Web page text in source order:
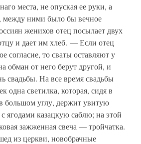
места, не опуская ее руки, а
между ними было бы вечное
женихов отец посылает двух
и дает им хлеб. — Если отец
согласие, то сваты оставляют у
обман от него берут другой, и
свадьбы. На все время свадьбы
одна светилка, которая, сидя в
большом углу, держит увитую
ягодами казацкую саблю; на этой
зажженная свеча — тройчатка.
из церкви, новобрачные